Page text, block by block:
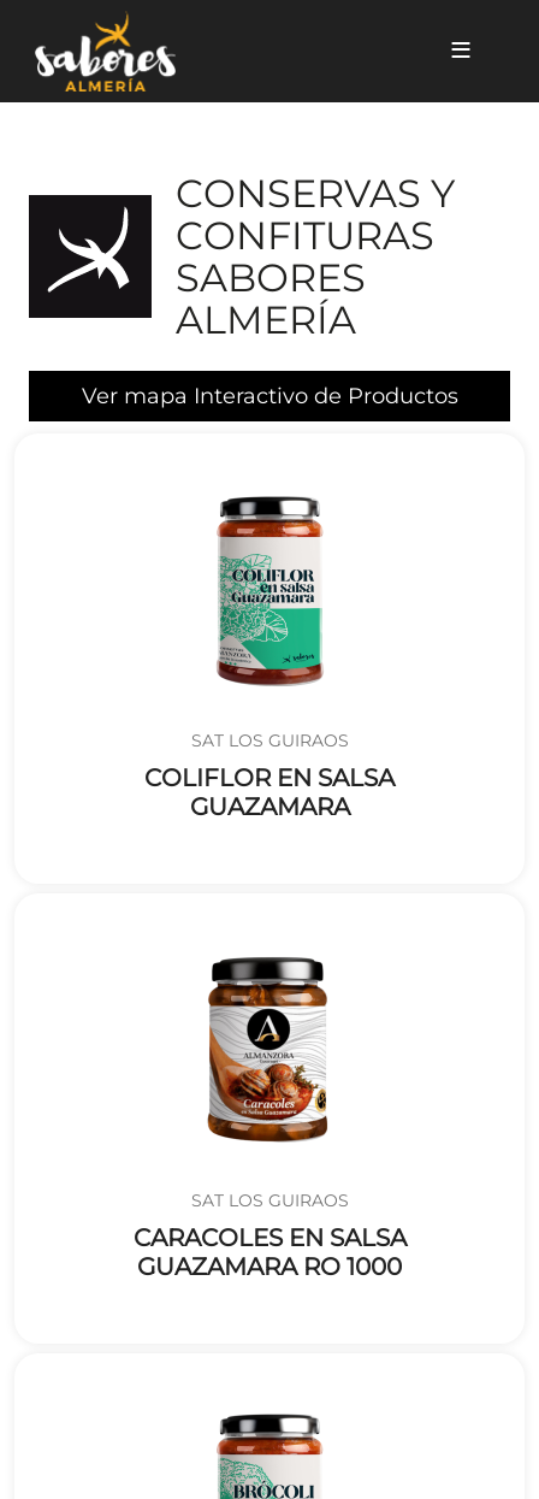
CONSERVAS Y
CONFITURAS
SABORES
ALMERÍA
Ver mapa Interactivo de Productos
SAT LOS GUIRAOS
COLIFLOR EN SALSA
GUAZAMARA
SAT LOS GUIRAOS
CARACOLES EN SALSA
GUAZAMARA RO 1000